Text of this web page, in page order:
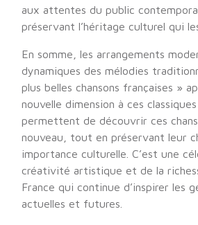
aux attentes du public
préservant l’héritage culturel qui
En somme, les arrangements
dynamiques des mélodies
plus belles chansons françaises »
nouvelle dimension à ces
permettent de découvrir ces
nouveau, tout en préservant leur
importance culturelle. C’est une
créativité artistique et de la
France qui continue d’inspirer les
actuelles et futures.